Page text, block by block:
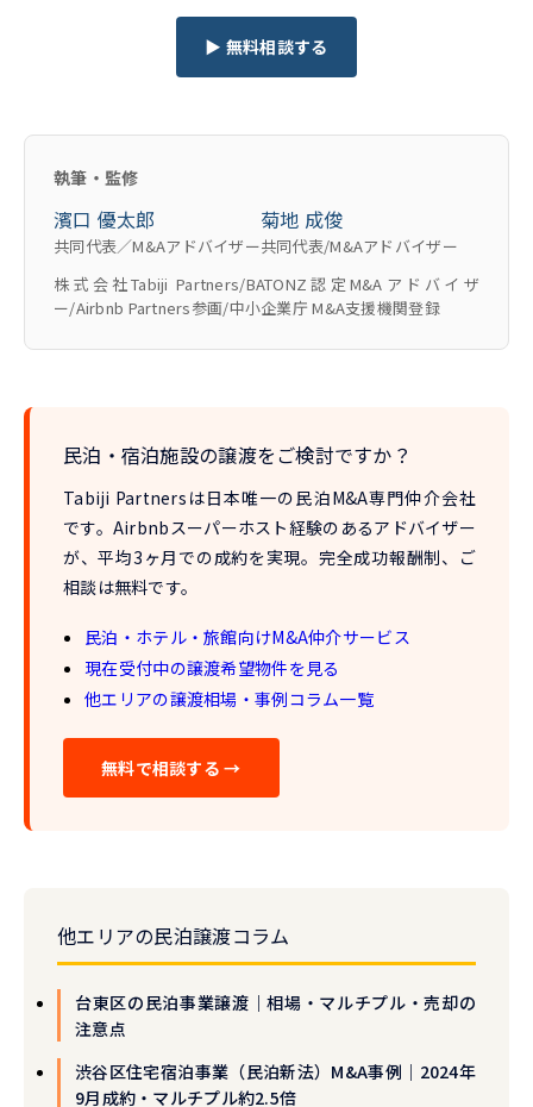
▶ 無料相談する
執筆・監修
濱口 優太郎
共同代表／M&Aアドバイザー
菊地 成俊
共同代表/M&Aアドバイザー
株式会社Tabiji Partners/BATONZ認定M&Aアドバイザ
ー/Airbnb Partners参画/中小企業庁 M&A支援機関登録
民泊・宿泊施設の譲渡をご検討ですか？
Tabiji Partnersは日本唯一の民泊M&A専門仲介会社
です。Airbnbスーパーホスト経験のあるアドバイザー
が、平均3ヶ月での成約を実現。完全成功報酬制、ご
相談は無料です。
民泊・ホテル・旅館向けM&A仲介サービス
現在受付中の譲渡希望物件を見る
他エリアの譲渡相場・事例コラム一覧
無料で相談する →
他エリアの民泊譲渡コラム
台東区の民泊事業譲渡｜相場・マルチプル・売却の
注意点
渋谷区住宅宿泊事業（民泊新法）M&A事例｜2024年
9月成約・マルチプル約2.5倍